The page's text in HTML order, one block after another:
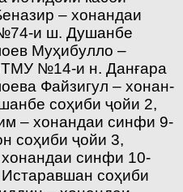
– хонандаи
и ш. Душанбе
Муҳибулло –
№14-и н. Данғара
Файзигул – хонан­
соҳиби ҷойи 2,
– хонандаи синфи 9-
соҳиби ҷойи 3,
синфи 10-
соҳиби